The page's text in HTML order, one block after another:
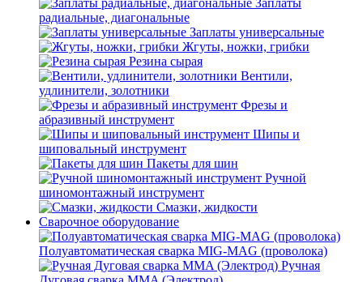
Заплаты
радиальные, диагональные
Заплаты универсальные
Жгуты, ножки, грибки
Резина сырая
Вентили,
удлинители, золотники
Фрезы и
абразивный инструмент
Шипы и
шиповальный инструмент
Пакеты для шин
Ручной
шиномонтажный инструмент
Смазки, жидкости
Сварочное оборудование
Полуавтоматическая сварка MIG-MAG (проволока)
Ручная